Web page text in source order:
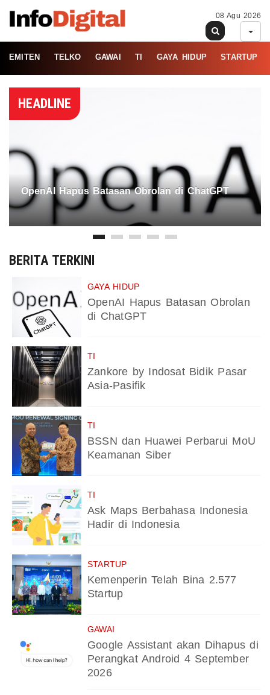
08 Agu 2026
EMITEN TELKO GAWAI TI GAYA HIDUP STARTUP
HEADLINE
OpenAI Hapus Batasan Obrolan di ChatGPT
BERITA TERKINI
GAYA HIDUP
OpenAI Hapus Batasan Obrolan
di ChatGPT
TI
Zankore by Indosat Bidik Pasar
Asia-Pasifik
TI
BSSN dan Huawei Perbarui MoU
Keamanan Siber
TI
Ask Maps Berbahasa Indonesia
Hadir di Indonesia
STARTUP
Kemenperin Telah Bina 2.577
Startup
GAWAI
Google Assistant akan Dihapus di
Perangkat Android 4 September
2026